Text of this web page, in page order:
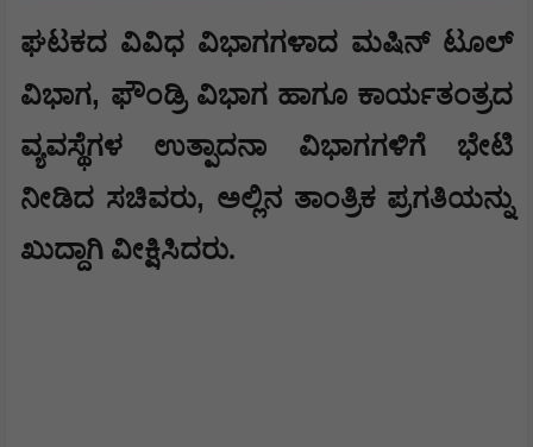
​ಘಟಕದ ವಿವಿಧ ವಿಭಾಗಗಳಾದ ಮಷಿನ್ ಟೂಲ್
ವಿಭಾಗ, ಫೌಂಡ್ರಿ ವಿಭಾಗ ಹಾಗೂ ಕಾರ್ಯತಂತ್ರದ
ವ್ಯವಸ್ಥೆಗಳ ಉತ್ಪಾದನಾ ವಿಭಾಗಗಳಿಗೆ ಭೇಟಿ
ನೀಡಿದ ಸಚಿವರು, ಅಲ್ಲಿನ ತಾಂತ್ರಿಕ ಪ್ರಗತಿಯನ್ನು
ಖುದ್ದಾಗಿ ವೀಕ್ಷಿಸಿದರು.